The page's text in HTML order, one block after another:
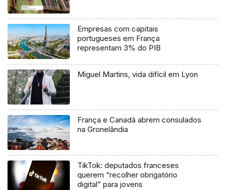
Empresas com capitais
portugueses em França
representam 3% do PIB
Miguel Martins, vida difícil em Lyon
França e Canadá abrem consulados
na Gronelândia
TikTok: deputados franceses
querem “recolher obrigatório
digital” para jovens